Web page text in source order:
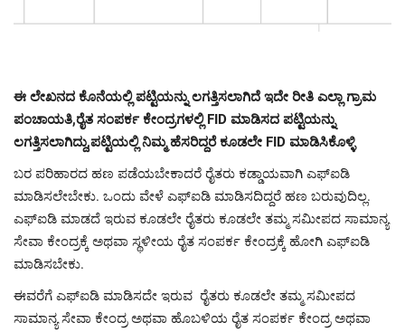
ಈ ಲೇಖನದ ಕೊನೆಯಲ್ಲಿ ಪಟ್ಟಿಯನ್ನು ಲಗತ್ತಿಸಲಾಗಿದೆ ಇದೇ ರೀತಿ ಎಲ್ಲಾ ಗ್ರಾಮ
ಪಂಚಾಯತಿ,ರೈತ ಸಂಪರ್ಕ ಕೇಂದ್ರಗಳಲ್ಲಿ FID ಮಾಡಿಸದ ಪಟ್ಟಿಯನ್ನು
ಲಗತ್ತಿಸಲಾಗಿದ್ದು,ಪಟ್ಟಿಯಲ್ಲಿ ನಿಮ್ಮ ಹೆಸರಿದ್ದರೆ ಕೂಡಲೇ FID ಮಾಡಿಸಿಕೊಳ್ಳಿ
ಬರ ಪರಿಹಾರದ ಹಣ ಪಡೆಯಬೇಕಾದರೆ ರೈತರು ಕಡ್ಡಾಯವಾಗಿ ಎಫ್‌ಐಡಿ
ಮಾಡಿಸಲೇಬೇಕು. ಒಂದು ವೇಳೆ ಎಫ್‌ಐಡಿ ಮಾಡಿಸದಿದ್ದರೆ ಹಣ ಬರುವುದಿಲ್ಲ.
ಎಫ್‌ಐಡಿ ಮಾಡದೆ ಇರುವ ಕೂಡಲೇ ರೈತರು ಕೂಡಲೇ ತಮ್ಮ ಸಮೀಪದ ಸಾಮಾನ್ಯ
ಸೇವಾ ಕೇಂದ್ರಕ್ಕೆ ಅಥವಾ ಸ್ಥಳೀಯ ರೈತ ಸಂಪರ್ಕ ಕೇಂದ್ರಕ್ಕೆ ಹೋಗಿ ಎಫ್‌ಐಡಿ
ಮಾಡಿಸಬೇಕು.
ಈವರೆಗೆ ಎಫ್‌ಐಡಿ ಮಾಡಿಸದೇ ಇರುವ ರೈತರು ಕೂಡಲೇ ತಮ್ಮ ಸಮೀಪದ
ಸಾಮಾನ್ಯ ಸೇವಾ ಕೇಂದ್ರ ಅಥವಾ ಹೊಬಳಿಯ ರೈತ ಸಂಪರ್ಕ ಕೇಂದ್ರ ಅಥವಾ